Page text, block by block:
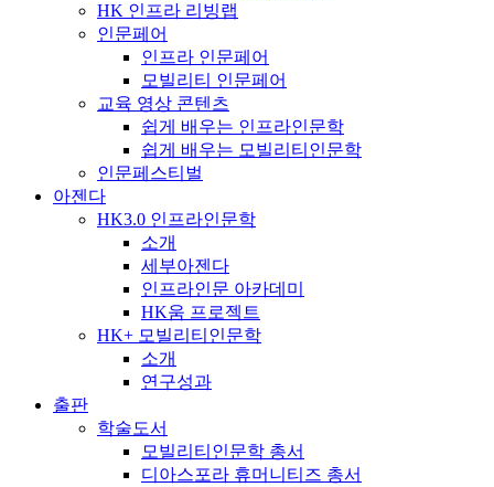
HK 인프라 리빙랩
인문페어
인프라 인문페어
모빌리티 인문페어
교육 영상 콘텐츠
쉽게 배우는 인프라인문학
쉽게 배우는 모빌리티인문학
인문페스티벌
아젠다
HK3.0 인프라인문학
소개
세부아젠다
인프라인문 아카데미
HK움 프로젝트
HK+ 모빌리티인문학
소개
연구성과
출판
학술도서
모빌리티인문학 총서
디아스포라 휴머니티즈 총서